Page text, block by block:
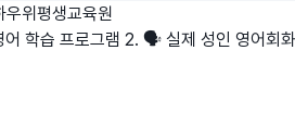
우위평생교육원
학습 프로그램 2. 🗣️ 실제 성인 영어